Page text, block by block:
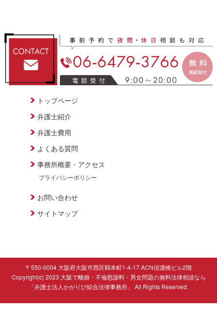
トップページ
弁護士紹介
弁護士費用
よくある質問
事務所概要・アクセス
プライバシーポリシー
お問い合わせ
サイトマップ
〒550-0004 大阪府大阪市西区靱本町1-4-17 ACN信濃橋ビル2階
Copyright(c) 2023 大阪で離婚・不倫慰謝料・男女問題の無料法律相談なら
「弁護士法人かがりび綜合法律事務所」 All Rights Reserved.